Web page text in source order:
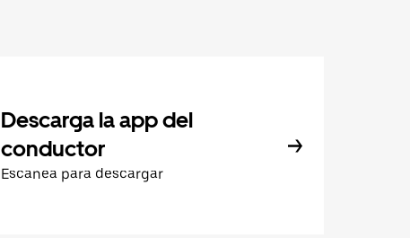
Descarga la app del
conductor
Escanea para descargar